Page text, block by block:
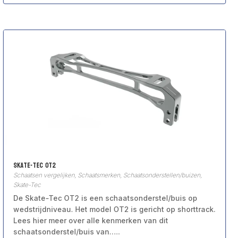
Skate-Tec OT2
Schaatsen vergelijken Schaatsmerken Schaatsonderstellen/buizen
Skate-Tec
De Skate-Tec OT2 is een schaatsonderstel/buis op
wedstrijdniveau. Het model OT2 is gericht op shorttrack.
Lees hier meer over alle kenmerken van dit
schaatsonderstel/buis van…..